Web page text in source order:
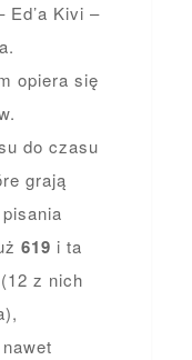
Ed’a Kivi –
opiera się
do czasu
grają
619 i ta
z nich